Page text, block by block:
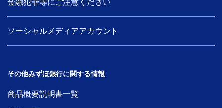
金融犯罪等にご注意ください
ソーシャルメディアアカウント
その他みずほ銀行に関する情報
商品概要説明書一覧